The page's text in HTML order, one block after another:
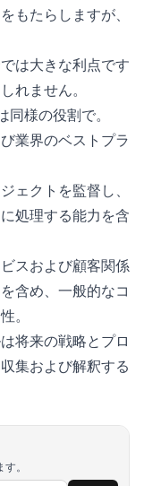
もたらしますが、
は大きな利点です
れません。
様の役割で。
業界のベストプラ
ェクトを監督し、
処理する能力を含
スおよび顧客関係
含め、一般的なコ
。
将来の戦略とプロ
集および解釈する
。